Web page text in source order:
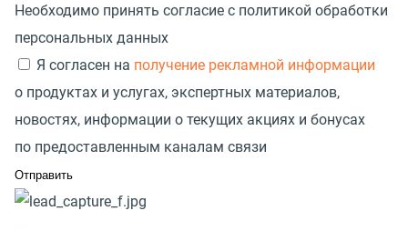
Необходимо принять согласие с политикой обработки
персональных данных
Я согласен на получение рекламной информации
о продуктах и услугах, экспертных материалов,
новостях, информации о текущих акциях и бонусах
по предоставленным каналам связи